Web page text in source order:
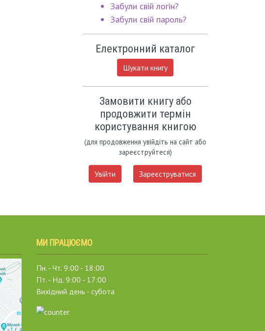
Забули свій логін?
Забули свій пароль?
Електронний каталог
Шукати книгу
Замовити книгу або
продовжити термін
користування книгою
(для продовження увійдіть на сайт або
зареєструйтеся)
Увійти Зареєструватися
МИ ПРАЦЮЄМО
Пн. - Чт. 9:00 - 18:00
Пт. - Нд. 9:00 - 17:00
Вихідний день - субота